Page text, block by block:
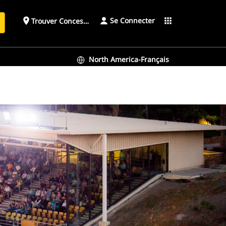
place Trouver ConcessionnaireSe Connecter apps
North America-Français